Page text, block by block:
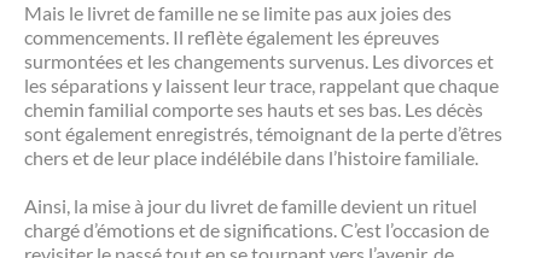
Mais le livret de famille ne se limite pas aux joies des
commencements. Il reflète également les épreuves
surmontées et les changements survenus. Les divorces et
les séparations y laissent leur trace, rappelant que chaque
chemin familial comporte ses hauts et ses bas. Les décès
sont également enregistrés, témoignant de la perte d’êtres
chers et de leur place indélébile dans l’histoire familiale.
Ainsi, la mise à jour du livret de famille devient un rituel
chargé d’émotions et de significations. C’est l’occasion de